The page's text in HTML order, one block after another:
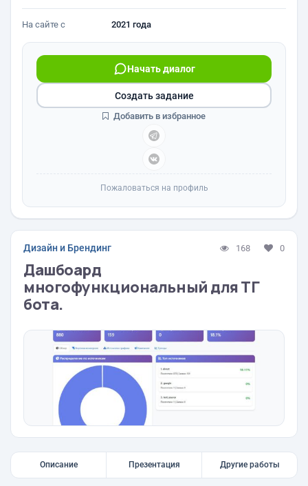
На сайте с 2021 года
Начать диалог
Создать задание
Добавить в избранное
Пожаловаться на профиль
Дизайн и Брендинг 168 0
Дашбоард
многофункциональный для ТГ
бота.
Описание Презентация Другие работы